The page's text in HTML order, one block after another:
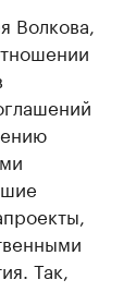
Волкова,
Так,